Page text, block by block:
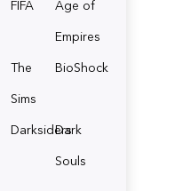
FIFA
Age of
Empires
The
Sims
BioShock
Darksiders
Dark
Souls